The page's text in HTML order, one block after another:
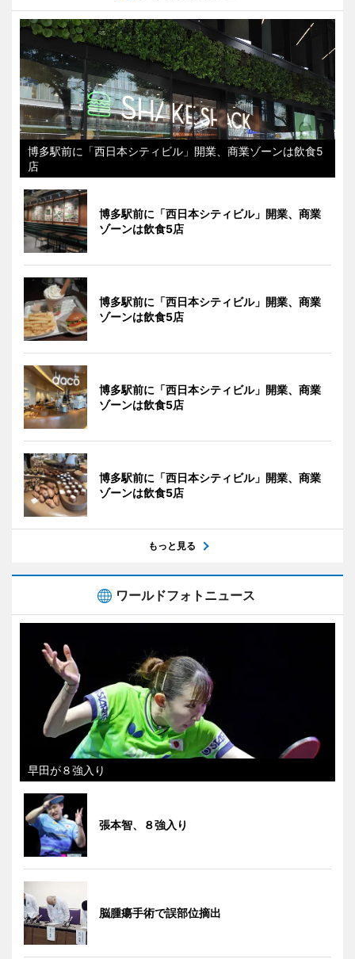
博多駅前に「西日本シティビル」開業、商業ゾーンは飲食5
店
博多駅前に「西日本シティビル」開業、商業
ゾーンは飲食5店
博多駅前に「西日本シティビル」開業、商業
ゾーンは飲食5店
博多駅前に「西日本シティビル」開業、商業
ゾーンは飲食5店
博多駅前に「西日本シティビル」開業、商業
ゾーンは飲食5店
もっと見る
ワールドフォトニュース
早田が８強入り
張本智、８強入り
脳腫瘍手術で誤部位摘出